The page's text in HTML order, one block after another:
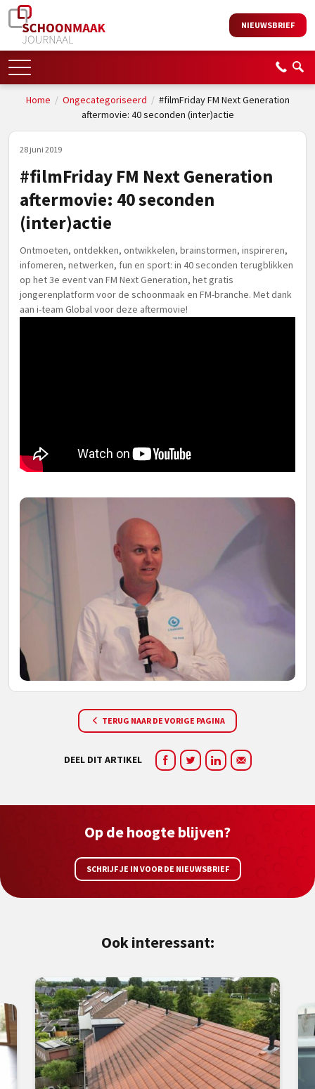
NIEUWSBRIEF
Home / Ongecategoriseerd / #filmFriday FM Next Generation
aftermovie: 40 seconden (inter)actie
28 juni 2019
#filmFriday FM Next Generation
aftermovie: 40 seconden
(inter)actie
Ontmoeten, ontdekken, ontwikkelen, brainstormen, inspireren,
infomeren, netwerken, fun en sport: in 40 seconden terugblikken
op het 3e event van FM Next Generation, het gratis
jongerenplatform voor de schoonmaak en FM-branche. Met dank
aan i-team Global voor deze aftermovie!
TERUG NAAR DE VORIGE PAGINA
DEEL DIT ARTIKEL
Op de hoogte blijven?
SCHRIJF JE IN VOOR DE NIEUWSBRIEF
Ook interessant: